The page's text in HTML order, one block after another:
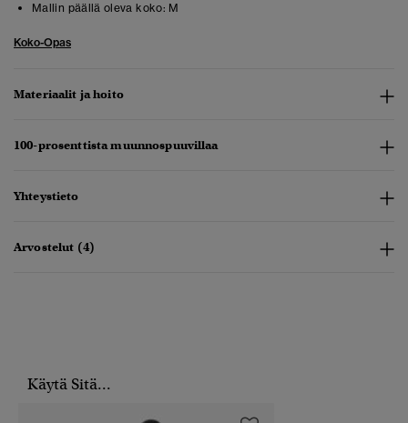
Mallin päällä oleva koko: M
Koko-Opas
Materiaalit ja hoito
100-prosenttista muunnospuuvillaa
Yhteystieto
Arvostelut (4)
Käytä Sitä...